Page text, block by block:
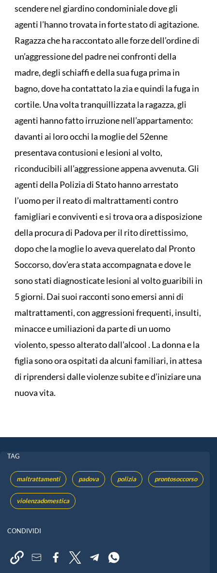
scendere nel giardino condominiale dove gli
agenti l’hanno trovata in forte stato di agitazione.
Ragazza che ha raccontato alle forze dell’ordine di
un’aggressione del padre nei confronti della
madre, degli schiaffi e della sua fuga prima in
bagno, dove ha contattato la zia e quindi la fuga in
cortile. Una volta tranquillizzata la ragazza, gli
agenti hanno fatto irruzione nell’appartamento:
davanti ai loro occhi la moglie del 52enne
presentava contusioni e lesioni al volto,
riconducibili all’aggressione appena avvenuta. Gli
agenti della Polizia di Stato hanno arrestato
l’uomo per il reato di maltrattamenti contro
famigliari e conviventi e si trova ora a disposizione
della procura di Padova per il rito direttissimo,
dopo che la moglie lo aveva querelato dal Pronto
Soccorso, dov’era stata accompagnata e dove le
sono stati diagnosticate lesioni al volto guaribili in
5 giorni. Dai suoi racconti sono emersi anni di
maltrattamenti, con aggressioni frequenti, insulti,
minacce e umiliazioni da parte di un uomo
violento, spesso alterato dall’alcool . La donna e la
figlia sono ora ospitati da alcuni familiari, in attesa
di riprendersi dalle violenze subite e d’iniziare una
nuova vita.
TAG
maltrattamenti padova polizia prontosoccorso
violenzadomestica
CONDIVIDI